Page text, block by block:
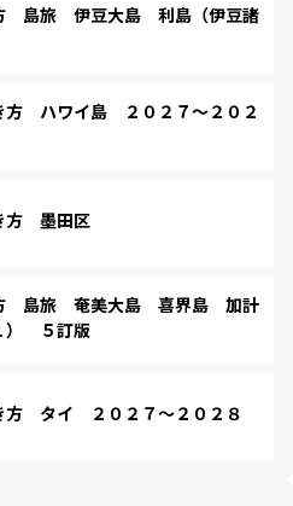
島旅 伊豆大島 利島（伊豆諸
方 ハワイ島 ２０２７～２０２
方 墨田区
島旅 奄美大島 喜界島 加計
） ５訂版
方 タイ ２０２７～２０２８